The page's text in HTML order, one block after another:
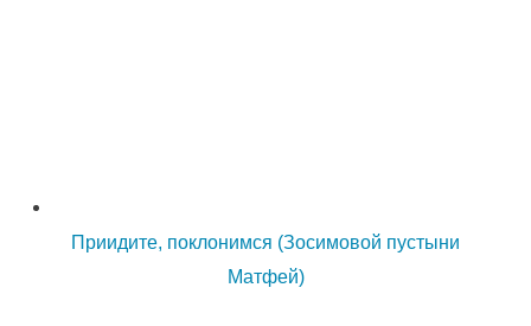
Приидите, поклонимся (Зосимовой пустыни
Матфей)